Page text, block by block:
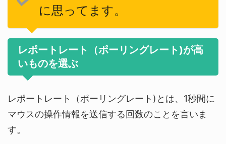
に思ってます。
レポートレート（ポーリングレート)が高
いものを選ぶ
レポートレート（ポーリングレート)とは、1秒間に
マウスの操作情報を送信する回数のことを言いま
す。